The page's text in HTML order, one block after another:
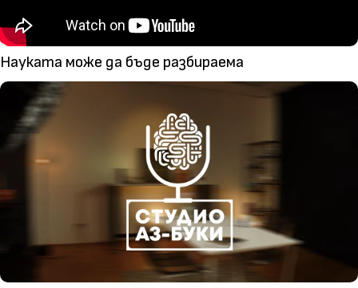
Науката може да бъде разбираема